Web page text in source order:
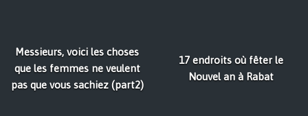
Messieurs, voici les choses
que les femmes ne veulent
pas que vous sachiez (part2)
17 endroits où fêter le
Nouvel an à Rabat